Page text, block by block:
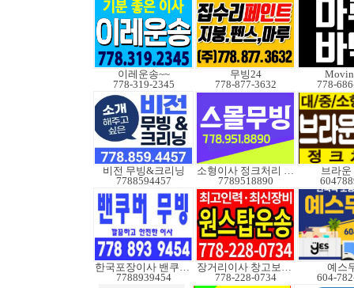
이레운송~~
778-319-2345
무빙24
778-877-3632
778-
비전 무빙&크리닝
7788594457
소형이사 정크처리 무빙
7789518890
브라운
한국포장이사 밴쿠버무빙
7788939454
장거리이사 창고보관정크
778-228-0734
예스
604-